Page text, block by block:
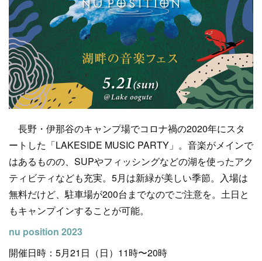
長野・伊那谷のキャンプ場でコロナ禍の2020年にスタ
ートした「LAKESIDE MUSIC PARTY」。音楽がメインで
はあるものの、SUPやフィッシングなどの湖を使ったアク
ティビティなども充実。5月は新緑が美しい季節。入場は
無料だけど、駐車場が200台までなのでご注意を。土日と
もキャンプインすることが可能。
nu position 2023
開催日時：5月21日（日）11時〜20時